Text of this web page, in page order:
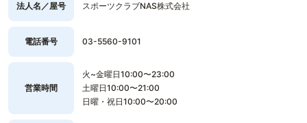
法人名／屋号 スポーツクラブNAS株式会社
電話番号 03-5560-9101
営業時間
火~金曜日10:00〜23:00
土曜日10:00〜21:00
日曜・祝日10:00〜20:00